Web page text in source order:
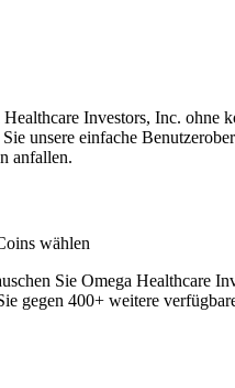
Healthcare Investors, Inc. ohne
unsere einfache
anfallen.
wählen
Sie Omega Healthcare
gegen 400+ weitere